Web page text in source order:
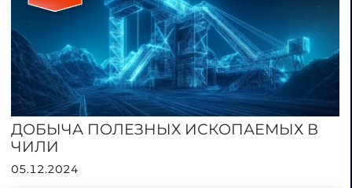
Новости
Юрисдикции
Контакты
ДОБЫЧА ПОЛЕЗНЫХ ИСКОПАЕМЫХ В
ЧИЛИ
05.12.2024